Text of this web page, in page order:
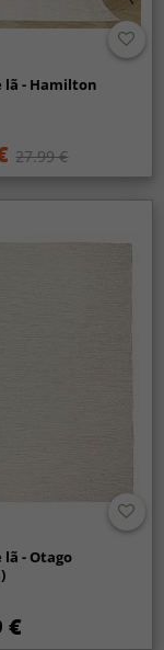
lã - Hamilton
27.99 €
lã - Otago
€